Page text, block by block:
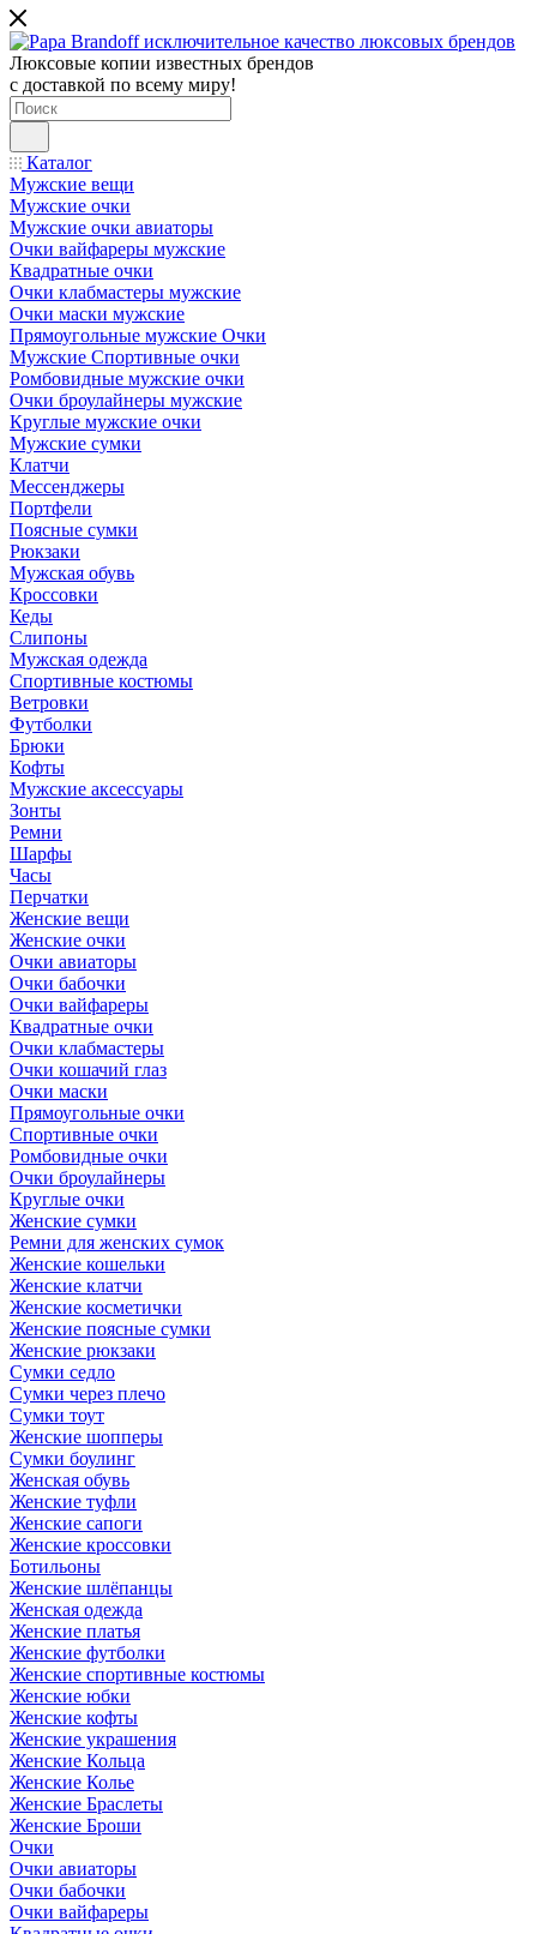
Люксовые копии известных брендов
с доставкой по всему миру!
Каталог
Мужские вещи
Мужские очки
Мужские очки авиаторы
Очки вайфареры мужские
Квадратные очки
Очки клабмастеры мужские
Очки маски мужские
Прямоугольные мужские Очки
Мужские Спортивные очки
Ромбовидные мужские очки
Очки броулайнеры мужские
Круглые мужские очки
Мужские сумки
Клатчи
Мессенджеры
Портфели
Поясные сумки
Рюкзаки
Мужская обувь
Кроссовки
Кеды
Слипоны
Мужская одежда
Спортивные костюмы
Ветровки
Футболки
Брюки
Кофты
Мужские аксессуары
Зонты
Ремни
Шарфы
Часы
Перчатки
Женские вещи
Женские очки
Очки авиаторы
Очки бабочки
Очки вайфареры
Квадратные очки
Очки клабмастеры
Очки кошачий глаз
Очки маски
Прямоугольные очки
Спортивные очки
Ромбовидные очки
Очки броулайнеры
Круглые очки
Женские сумки
Ремни для женских сумок
Женские кошельки
Женские клатчи
Женские косметички
Женские поясные сумки
Женские рюкзаки
Сумки седло
Сумки через плечо
Сумки тоут
Женские шопперы
Сумки боулинг
Женская обувь
Женские туфли
Женские сапоги
Женские кроссовки
Ботильоны
Женские шлёпанцы
Женская одежда
Женские платья
Женские футболки
Женские спортивные костюмы
Женские юбки
Женские кофты
Женские украшения
Женские Кольца
Женские Колье
Женские Браслеты
Женские Броши
Очки
Очки авиаторы
Очки бабочки
Очки вайфареры